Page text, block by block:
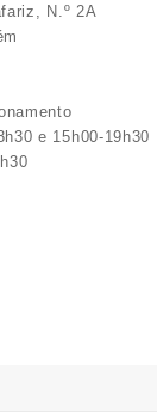
N.º 2A
e 15h00-19h30